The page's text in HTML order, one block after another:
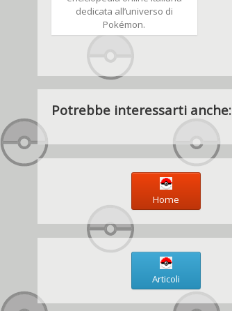
dedicata all’universo di
Pokémon.
Potrebbe interessarti anche:
Home
Articoli